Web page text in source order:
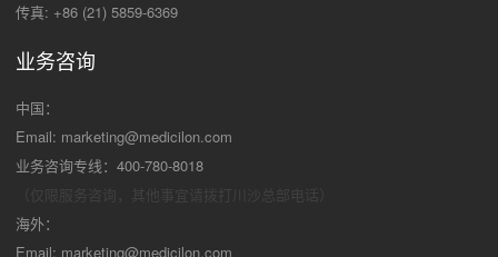
传真: +86 (21) 5859-6369
业务咨询
中国：
Email: marketing@medicilon.com
业务咨询专线：400-780-8018
海外：
Email: marketing@medicilon.com